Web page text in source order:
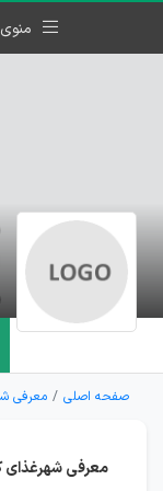
صفحه اصلی معرفی
معرفی شهرغذای